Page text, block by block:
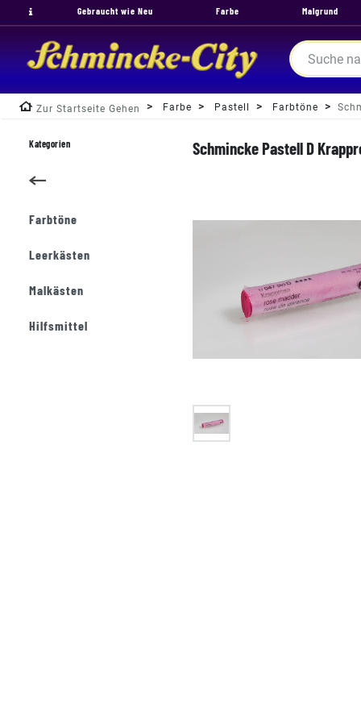
Gebraucht wie Neu Farbe Malgrund
Zur Startseite Gehen Farbe Pastell Farbtöne
Schmincke Pastell D
Kategorien
Farbtöne
Leerkästen
Malkästen
Hilfsmittel